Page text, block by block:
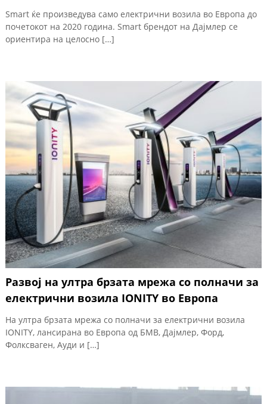
Smart ќе произведува само електрични возила во Европа до
почетокот на 2020 година. Smart брендот на Дајмлер се
ориентира на целосно […]
Развој на ултра брзата мрежа со полначи за
електрични возила IONITY во Европа
На ултра брзата мрежа со полначи за електрични возила
IONITY, лансирана во Европа од БМВ, Дајмлер, Форд,
Фолксваген, Ауди и […]